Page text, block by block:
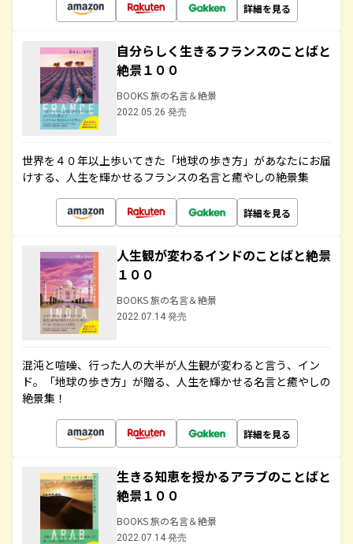
詳細を見る
自分らしく生きるフランスのことばと
絶景１００
BOOKS 旅の名言＆絶景
2022.05.26 発売
世界を４０年以上歩いてきた「地球の歩き方」があなたにお届
けする、人生を輝かせるフランスの名言と癒やしの絶景集
詳細を見る
人生観が変わるインドのことばと絶景
１００
BOOKS 旅の名言＆絶景
2022.07.14 発売
混沌と喧噪、行った人の大半が人生観が変わると言う、イン
ド。「地球の歩き方」が贈る、人生を輝かせる名言と癒やしの
絶景集！
詳細を見る
生きる知恵を授かるアラブのことばと
絶景１００
BOOKS 旅の名言＆絶景
2022.07.14 発売